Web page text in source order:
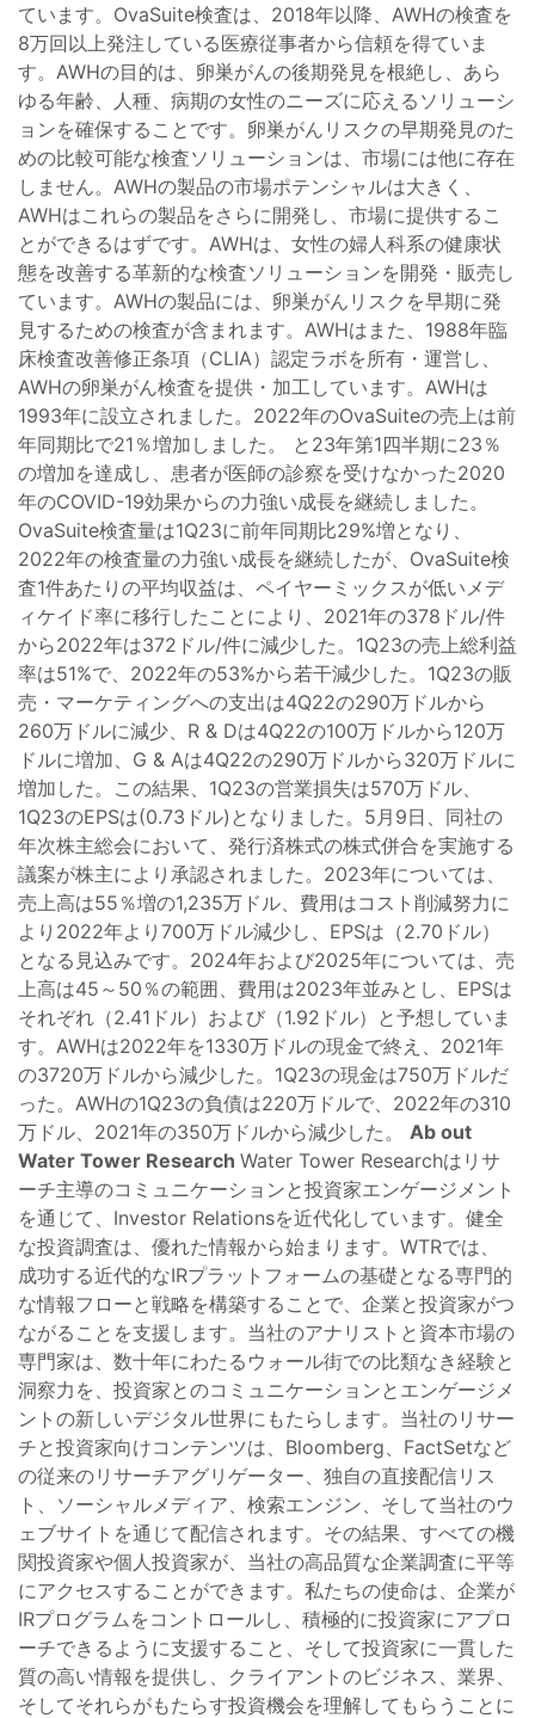
ています。OvaSuite検査は、2018年以降、AWHの検査を
8万回以上発注している医療従事者から信頼を得ていま
す。AWHの目的は、卵巣がんの後期発見を根絶し、あら
ゆる年齢、人種、病期の女性のニーズに応えるソリューシ
ョンを確保することです。卵巣がんリスクの早期発見のた
めの比較可能な検査ソリューションは、市場には他に存在
しません。AWHの製品の市場ポテンシャルは大きく、
AWHはこれらの製品をさらに開発し、市場に提供するこ
とができるはずです。AWHは、女性の婦人科系の健康状
態を改善する革新的な検査ソリューションを開発・販売し
ています。AWHの製品には、卵巣がんリスクを早期に発
見するための検査が含まれます。AWHはまた、1988年臨
床検査改善修正条項（CLIA）認定ラボを所有・運営し、
AWHの卵巣がん検査を提供・加工しています。AWHは
1993年に設立されました。2022年のOvaSuiteの売上は前
年同期比で21％増加しました。 と23年第1四半期に23％
の増加を達成し、患者が医師の診察を受けなかった2020
年のCOVID-19効果からの力強い成長を継続しました。
OvaSuite検査量は1Q23に前年同期比29%増となり、
2022年の検査量の力強い成長を継続したが、OvaSuite検
査1件あたりの平均収益は、ペイヤーミックスが低いメデ
ィケイド率に移行したことにより、2021年の378ドル/件
から2022年は372ドル/件に減少した。1Q23の売上総利益
率は51%で、2022年の53%から若干減少した。1Q23の販
売・マーケティングへの支出は4Q22の290万ドルから
260万ドルに減少、R & Dは4Q22の100万ドルから120万
ドルに増加、G & Aは4Q22の290万ドルから320万ドルに
増加した。この結果、1Q23の営業損失は570万ドル、
1Q23のEPSは(0.73ドル)となりました。5月9日、同社の
年次株主総会において、発行済株式の株式併合を実施する
議案が株主により承認されました。2023年については、
売上高は55％増の1,235万ドル、費用はコスト削減努力に
より2022年より700万ドル減少し、EPSは（2.70ドル）
となる見込みです。2024年および2025年については、売
上高は45～50％の範囲、費用は2023年並みとし、EPSは
それぞれ（2.41ドル）および（1.92ドル）と予想していま
す。AWHは2022年を1330万ドルの現金で終え、2021年
の3720万ドルから減少した。1Q23の現金は750万ドルだ
った。AWHの1Q23の負債は220万ドルで、2022年の310
万ドル、2021年の350万ドルから減少した。 Ab out
Water Tower Research Water Tower Researchはリサ
ーチ主導のコミュニケーションと投資家エンゲージメント
を通じて、Investor Relationsを近代化しています。健全
な投資調査は、優れた情報から始まります。WTRでは、
成功する近代的なIRプラットフォームの基礎となる専門的
な情報フローと戦略を構築することで、企業と投資家がつ
ながることを支援します。当社のアナリストと資本市場の
専門家は、数十年にわたるウォール街での比類なき経験と
洞察力を、投資家とのコミュニケーションとエンゲージメ
ントの新しいデジタル世界にもたらします。当社のリサー
チと投資家向けコンテンツは、Bloomberg、FactSetなど
の従来のリサーチアグリゲーター、独自の直接配信リス
ト、ソーシャルメディア、検索エンジン、そして当社のウ
ェブサイトを通じて配信されます。その結果、すべての機
関投資家や個人投資家が、当社の高品質な企業調査に平等
にアクセスすることができます。私たちの使命は、企業が
IRプログラムをコントロールし、積極的に投資家にアプロ
ーチできるように支援すること、そして投資家に一貫した
質の高い情報を提供し、クライアントのビジネス、業界、
そしてそれらがもたらす投資機会を理解してもらうことに